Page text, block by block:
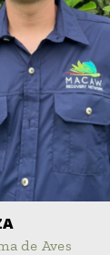
de Aves